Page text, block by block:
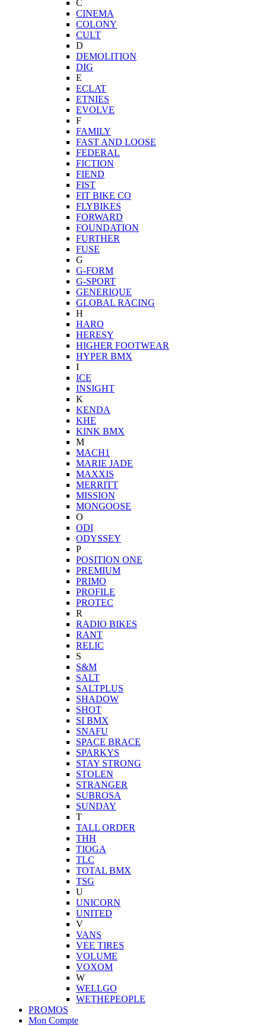
C
CINEMA
COLONY
CULT
D
DEMOLITION
DIG
E
ECLAT
ETNIES
EVOLVE
F
FAMILY
FAST AND LOOSE
FEDERAL
FICTION
FIEND
FIST
FIT BIKE CO
FLYBIKES
FORWARD
FOUNDATION
FURTHER
FUSE
G
G-FORM
G-SPORT
GENERIQUE
GLOBAL RACING
H
HARO
HERESY
HIGHER FOOTWEAR
HYPER BMX
I
ICE
INSIGHT
K
KENDA
KHE
KINK BMX
M
MACH1
MARIE JADE
MAXXIS
MERRITT
MISSION
MONGOOSE
O
ODI
ODYSSEY
P
POSITION ONE
PREMIUM
PRIMO
PROFILE
PROTEC
R
RADIO BIKES
RANT
RELIC
S
S&M
SALT
SALTPLUS
SHADOW
SHOT
SI BMX
SNAFU
SPACE BRACE
SPARKYS
STAY STRONG
STOLEN
STRANGER
SUBROSA
SUNDAY
T
TALL ORDER
THH
TIOGA
TLC
TOTAL BMX
TSG
U
UNICORN
UNITED
V
VANS
VEE TIRES
VOLUME
VOXOM
W
WELLGO
WETHEPEOPLE
PROMOS
Mon Compte